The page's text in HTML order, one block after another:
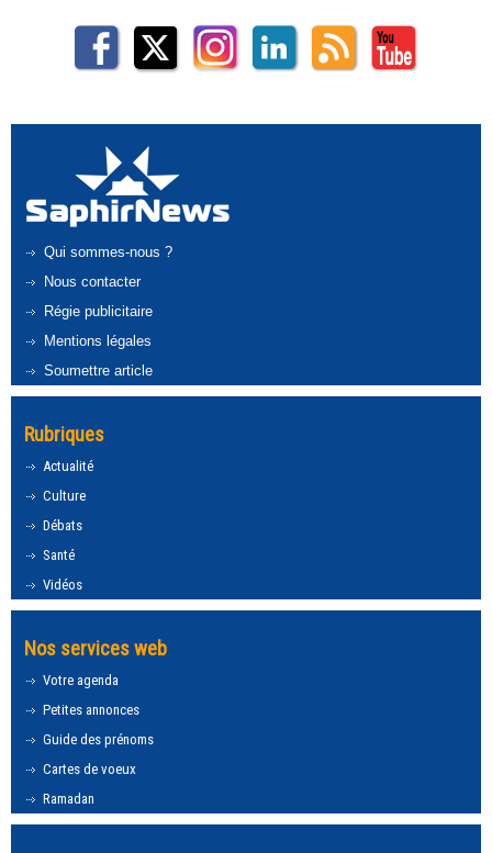
Qui sommes-nous ?
Nous contacter
Régie publicitaire
Mentions légales
Soumettre article
Rubriques
Actualité
Culture
Débats
Santé
Vidéos
Nos services web
Votre agenda
Petites annonces
Guide des prénoms
Cartes de voeux
Ramadan